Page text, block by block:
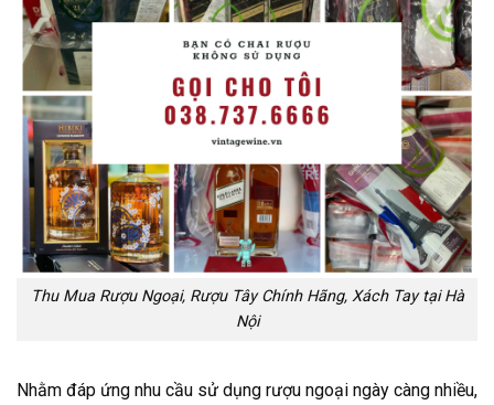
Thu Mua Rượu Ngoại, Rượu Tây Chính Hãng, Xách Tay tại Hà
Nội
Nhằm đáp ứng nhu cầu sử dụng rượu ngoại ngày càng nhiều,